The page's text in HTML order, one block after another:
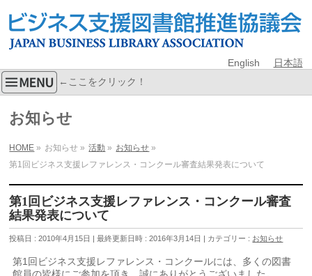
English 日本語
←ここをクリック！
お知らせ
HOME » お知らせ » 活動 » お知らせ »
第1回ビジネス支援レファレンス・コンクール審査結果発表について
第1回ビジネス支援レファレンス・コンクール審査
結果発表について
投稿日 : 2010年4月15日 最終更新日時 : 2016年3月14日 カテゴリー : お知らせ
第1回ビジネス支援レファレンス・コンクールには、多くの図書